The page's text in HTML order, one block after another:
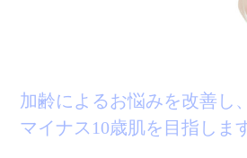
加齢によるお悩みを改善し、
マイナス10歳肌を目指しま